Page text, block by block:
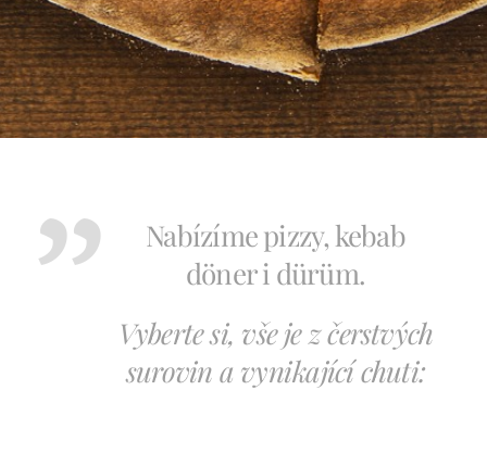
Nabízíme pizzy, kebab
döner i dürüm.
Vyberte si, vše je z čerstvých
surovin a vynikající chuti: